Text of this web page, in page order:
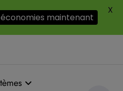
maintenant
X